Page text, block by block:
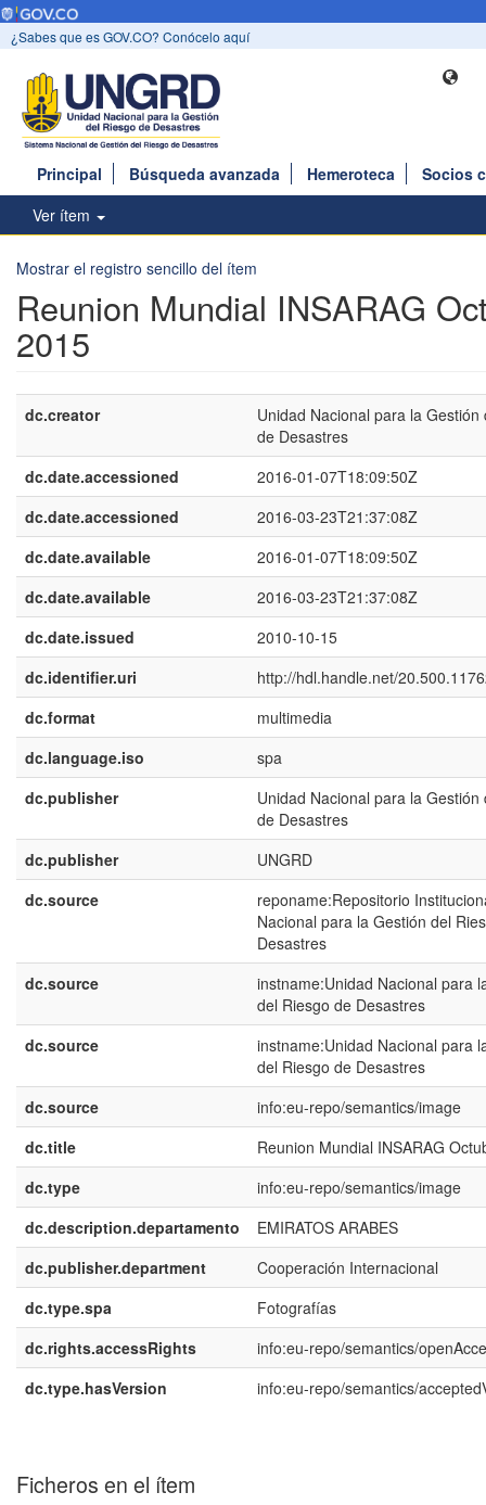
¿Sabes que es GOV.CO? Conócelo aquí
Principal Búsqueda avanzada Hemeroteca
Socios
Ver ítem
Mostrar el registro sencillo del ítem
Reunion Mundial INSARAG
2015
dc.creator
Unidad Nacional para la Gestión
de Desastres
dc.date.accessioned
2016-01-07T18:09:50Z
dc.date.accessioned
2016-03-23T21:37:08Z
dc.date.available
2016-01-07T18:09:50Z
dc.date.available
2016-03-23T21:37:08Z
dc.date.issued
2010-10-15
dc.identifier.uri
http://hdl.handle.net/
dc.format
multimedia
dc.language.iso
spa
dc.publisher
Unidad Nacional para la Gestión
de Desastres
dc.publisher
UNGRD
dc.source
reponame:Repositorio
Nacional para la Gestión del
Desastres
dc.source
instname:Unidad Nacional para
del Riesgo de Desastres
dc.source
instname:Unidad Nacional para
del Riesgo de Desastres
dc.source
info:eu-repo/semantics/image
dc.title
Reunion Mundial INSARAG
dc.type
info:eu-repo/semantics/image
dc.description.departamento
EMIRATOS ARABES
dc.publisher.department
Cooperación Internacional
dc.type.spa
Fotografías
dc.rights.accessRights
info:eu-repo/semantics/
dc.type.hasVersion
info:eu-repo/semantics/
Ficheros en el ítem